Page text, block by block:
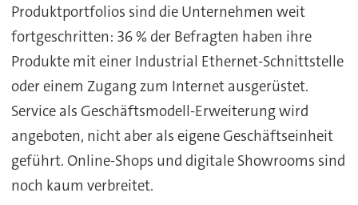
Produktportfolios sind die Unternehmen weit
fortgeschritten: 36 % der Befragten haben ihre
Produkte mit einer Industrial Ethernet-Schnittstelle
oder einem Zugang zum Internet ausgerüstet.
Service als Geschäftsmodell-Erweiterung wird
angeboten, nicht aber als eigene Geschäftseinheit
geführt. Online-Shops und digitale Showrooms sind
noch kaum verbreitet.